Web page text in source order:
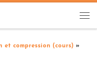
compression (cours) »